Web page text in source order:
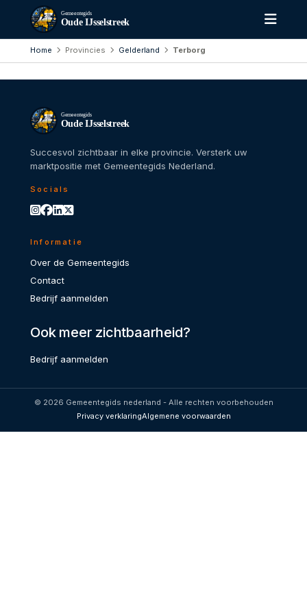
Gemeentegids
Oude IJsselstreek
Home Provincies Gelderland Terborg
Gemeentegids
Oude IJsselstreek
Succesvol zichtbaar in elke provincie. Versterk uw
marktpositie met Gemeentegids Nederland.
Socials
Informatie
Over de Gemeentegids
Contact
Bedrijf aanmelden
Ook meer zichtbaarheid?
Bedrijf aanmelden
© 2026 Gemeentegids nederland - Alle rechten voorbehouden
Privacy verklaringAlgemene voorwaarden